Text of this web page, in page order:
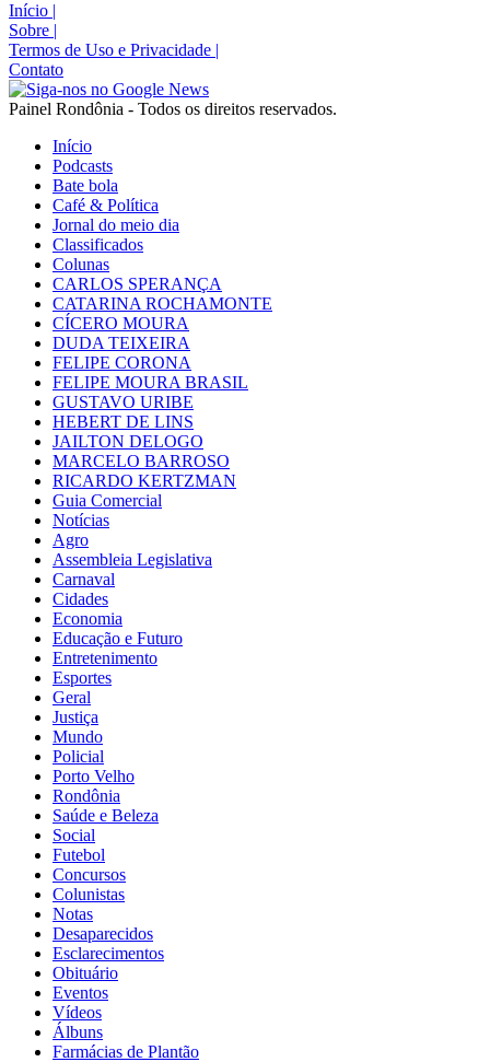
Início |
Sobre |
Termos de Uso e Privacidade |
Contato
Painel Rondônia - Todos os direitos reservados.
Termos de Uso e Privacidade
Início
Podcasts
Bate bola
Café & Política
Jornal do meio dia
Classificados
Colunas
CARLOS SPERANÇA
CATARINA ROCHAMONTE
CÍCERO MOURA
DUDA TEIXEIRA
FELIPE CORONA
FELIPE MOURA BRASIL
GUSTAVO URIBE
HEBERT DE LINS
JAILTON DELOGO
MARCELO BARROSO
RICARDO KERTZMAN
Guia Comercial
Notícias
Agro
Assembleia Legislativa
Carnaval
Cidades
Economia
Educação e Futuro
Entretenimento
Esportes
Geral
Justiça
Mundo
Policial
Porto Velho
Rondônia
Saúde e Beleza
Social
Futebol
Concursos
Colunistas
Notas
Desaparecidos
Esclarecimentos
Obituário
Eventos
Vídeos
Álbuns
Farmácias de Plantão